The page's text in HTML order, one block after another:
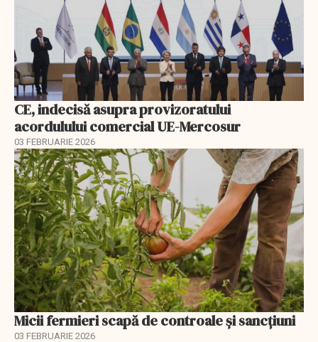
CE, indecisă asupra provizoratului
acordulului comercial UE-Mercosur
03 FEBRUARIE 2026
Micii fermieri scapă de controale și sancțiuni
03 FEBRUARIE 2026